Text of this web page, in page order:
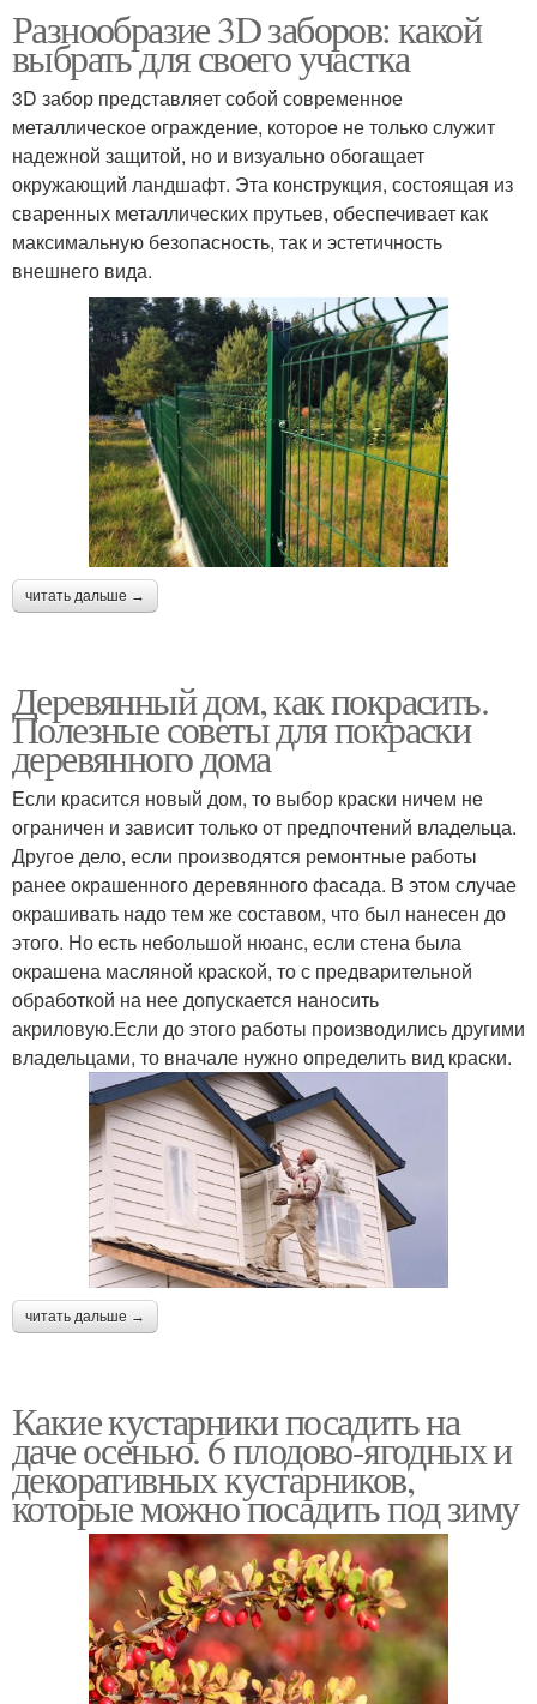
Разнообразие 3D заборов: какой
выбрать для своего участка
3D забор представляет собой современное
металлическое ограждение, которое не только служит
надежной защитой, но и визуально обогащает
окружающий ландшафт. Эта конструкция, состоящая из
сваренных металлических прутьев, обеспечивает как
максимальную безопасность, так и эстетичность
внешнего вида.
читать дальше →
Деревянный дом, как покрасить.
Полезные советы для покраски
деревянного дома
Если красится новый дом, то выбор краски ничем не
ограничен и зависит только от предпочтений владельца.
Другое дело, если производятся ремонтные работы
ранее окрашенного деревянного фасада. В этом случае
окрашивать надо тем же составом, что был нанесен до
этого. Но есть небольшой нюанс, если стена была
окрашена масляной краской, то с предварительной
обработкой на нее допускается наносить
акриловую.Если до этого работы производились другими
владельцами, то вначале нужно определить вид краски.
читать дальше →
Какие кустарники посадить на
даче осенью. 6 плодово-ягодных и
декоративных кустарников,
которые можно посадить под зиму